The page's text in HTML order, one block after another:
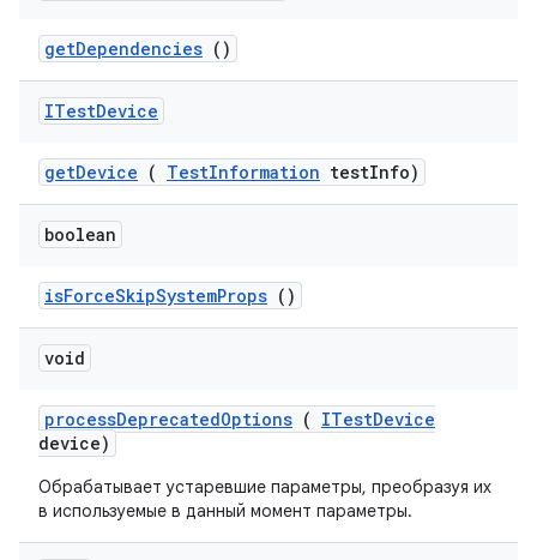
getDependencies ()
ITestDevice
getDevice ( TestInformation testInfo)
boolean
isForceSkipSystemProps ()
void
processDeprecatedOptions ( ITestDevice
device)
Обрабатывает устаревшие параметры, преобразуя их
в используемые в данный момент параметры.